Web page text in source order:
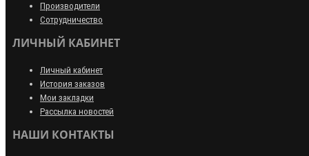
Производители
Сотрудничество
ЛИЧНЫЙ КАБИНЕТ
Личный кабинет
История заказов
Мои закладки
Рассылка новостей
НАШИ КОНТАКТЫ